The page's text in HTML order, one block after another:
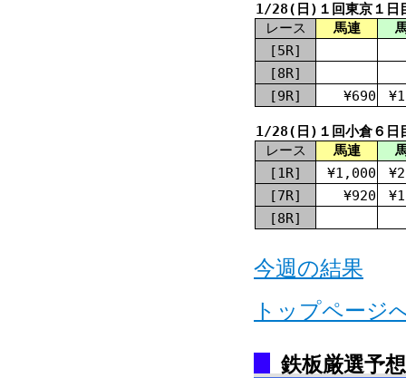
1/28(日)１回東京１日
レース
馬連
[5R]
[8R]
[9R]
¥690
1/28(日)１回小倉６日
レース
馬連
[1R]
¥1,000
[7R]
¥920
[8R]
今週の結果
トップページ
鉄板厳選予